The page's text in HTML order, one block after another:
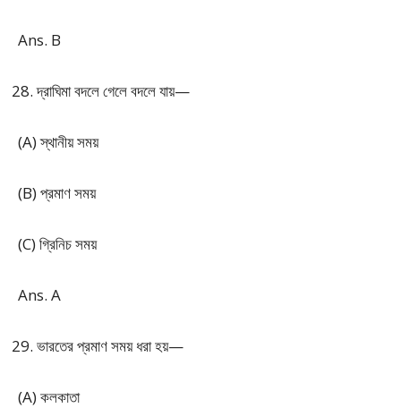
Ans. B
দ্রাঘিমা বদলে গেলে বদলে যায়—
(A) স্থানীয় সময়
(B) প্রমাণ সময়
(C) গ্রিনিচ সময়
Ans. A
ভারতের প্রমাণ সময় ধরা হয়—
(A) কলকাতা